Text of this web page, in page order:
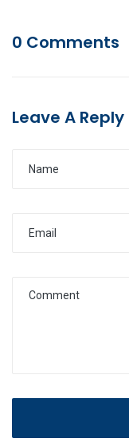
0 Comments
Leave A Reply